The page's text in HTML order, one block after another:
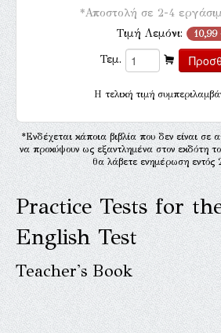
*Αποστολή σε 2-4
Τιμή Λεμόνι: 10,99
Τεμ.
H τελική τιμή
*Ενδέχεται κάποια βιβλία που δεν είναι σε
να προκύψουν ως εξαντλημένα στον εκδότη
θα λάβετε ενημέρωση εντός
Practice Tests for
English Test
Teacher's Book